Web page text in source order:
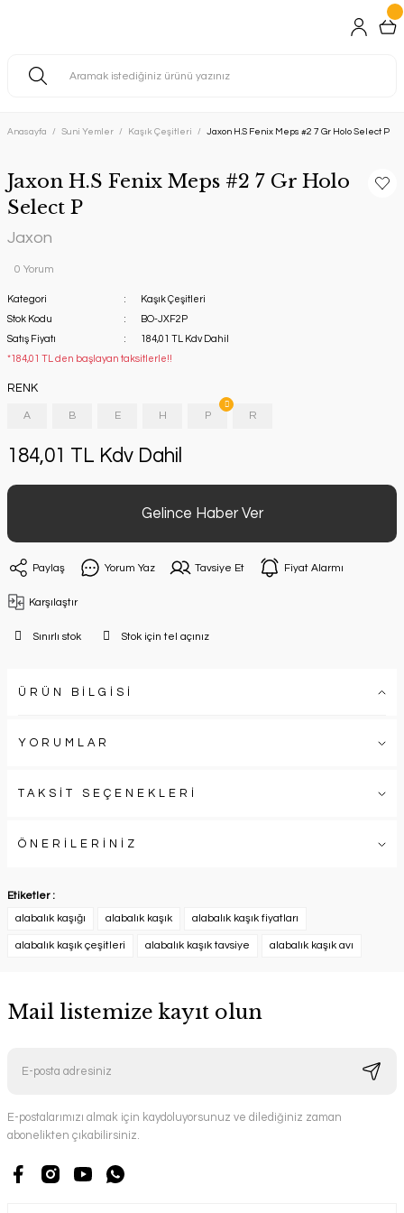
Anasayfa Suni Yemler Kaşık Çeşitleri Jaxon H.S Fenix Meps #2 7 Gr Holo Select P
Jaxon H.S Fenix Meps #2 7 Gr Holo
Select P
Jaxon
0 Yorum
Kategori
Kaşık Çeşitleri
Stok Kodu
BO-JXF2P
Satış Fiyatı
184,01 TL Kdv Dahil
*184,01 TL den başlayan taksitlerle!!
RENK
A B E H P R
184,01 TL Kdv Dahil
Gelince Haber Ver
Paylaş Yorum Yaz Tavsiye Et Fiyat Alarmı
Karşılaştır
Sınırlı stok Stok için tel açınız
ÜRÜN BİLGİSİ
YORUMLAR
TAKSİT SEÇENEKLERİ
ÖNERİLERİNİZ
Etiketler :
alabalık kaşığı
alabalık kaşık alabalık kaşık fiyatları
alabalık kaşık çeşitleri alabalık kaşık tavsiye alabalık kaşık avı
Mail listemize kayıt olun
E-postalarımızı almak için kaydoluyorsunuz ve dilediğiniz zaman
abonelikten çıkabilirsiniz.